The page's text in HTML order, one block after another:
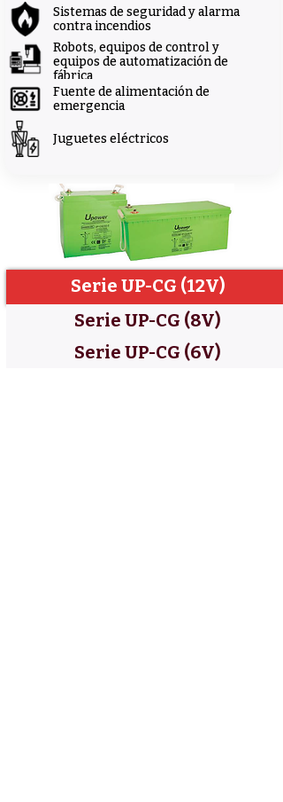
Sistemas de seguridad y alarma
contra incendios
Robots, equipos de control y
equipos de automatización de
fábrica
Fuente de alimentación de
emergencia
Juguetes eléctricos
Serie UP-CG (12V)
Serie UP-CG (8V)
Serie UP-CG (6V)